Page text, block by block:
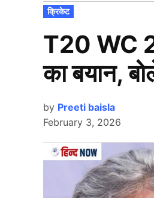
POSTED
IN
क्रिकेट
T20 WC
का बयान,
by Preeti baisla
February 3, 2026